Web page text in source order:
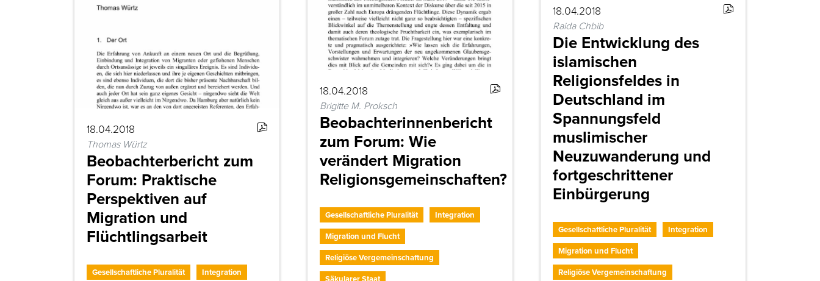
18.04.2018
Raida Chbib
Die Entwicklung des
islamischen
Religionsfeldes in
Deutschland im
Spannungsfeld
muslimischer
Neuzuwanderung und
fortgeschrittener
Einbürgerung
Gesellschaftliche Pluralität
Integration
Migration und Flucht
Religiöse Vergemeinschaftung
18.04.2018
Brigitte M. Proksch
Beobachterinnenbericht
zum Forum: Wie
verändert Migration
Religionsgemeinschaften?
Gesellschaftliche Pluralität
Integration
Migration und Flucht
Religiöse Vergemeinschaftung
18.04.2018
Thomas Würtz
Beobachterbericht zum
Forum: Praktische
Perspektiven auf
Migration und
Flüchtlingsarbeit
Gesellschaftliche Pluralität Integration